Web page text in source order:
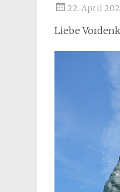
22. April
Liebe